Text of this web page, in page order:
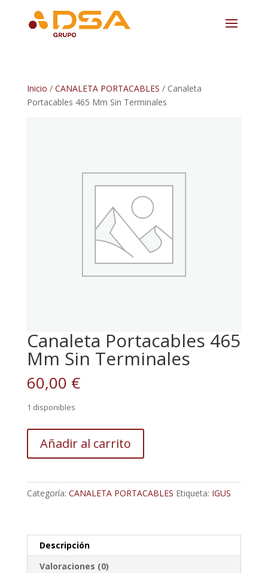
Inicio / CANALETA PORTACABLES / Canaleta
Portacables 465 Mm Sin Terminales
Canaleta Portacables 465
Mm Sin Terminales
60,00 €
1 disponibles
Portacables
Sin
Añadir al carrito
Categoría: CANALETA PORTACABLES Etiqueta: IGUS
Descripción
Valoraciones (0)